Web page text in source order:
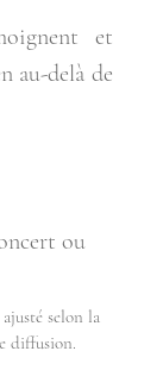
et
au-delà de
ou
selon la
diffusion.